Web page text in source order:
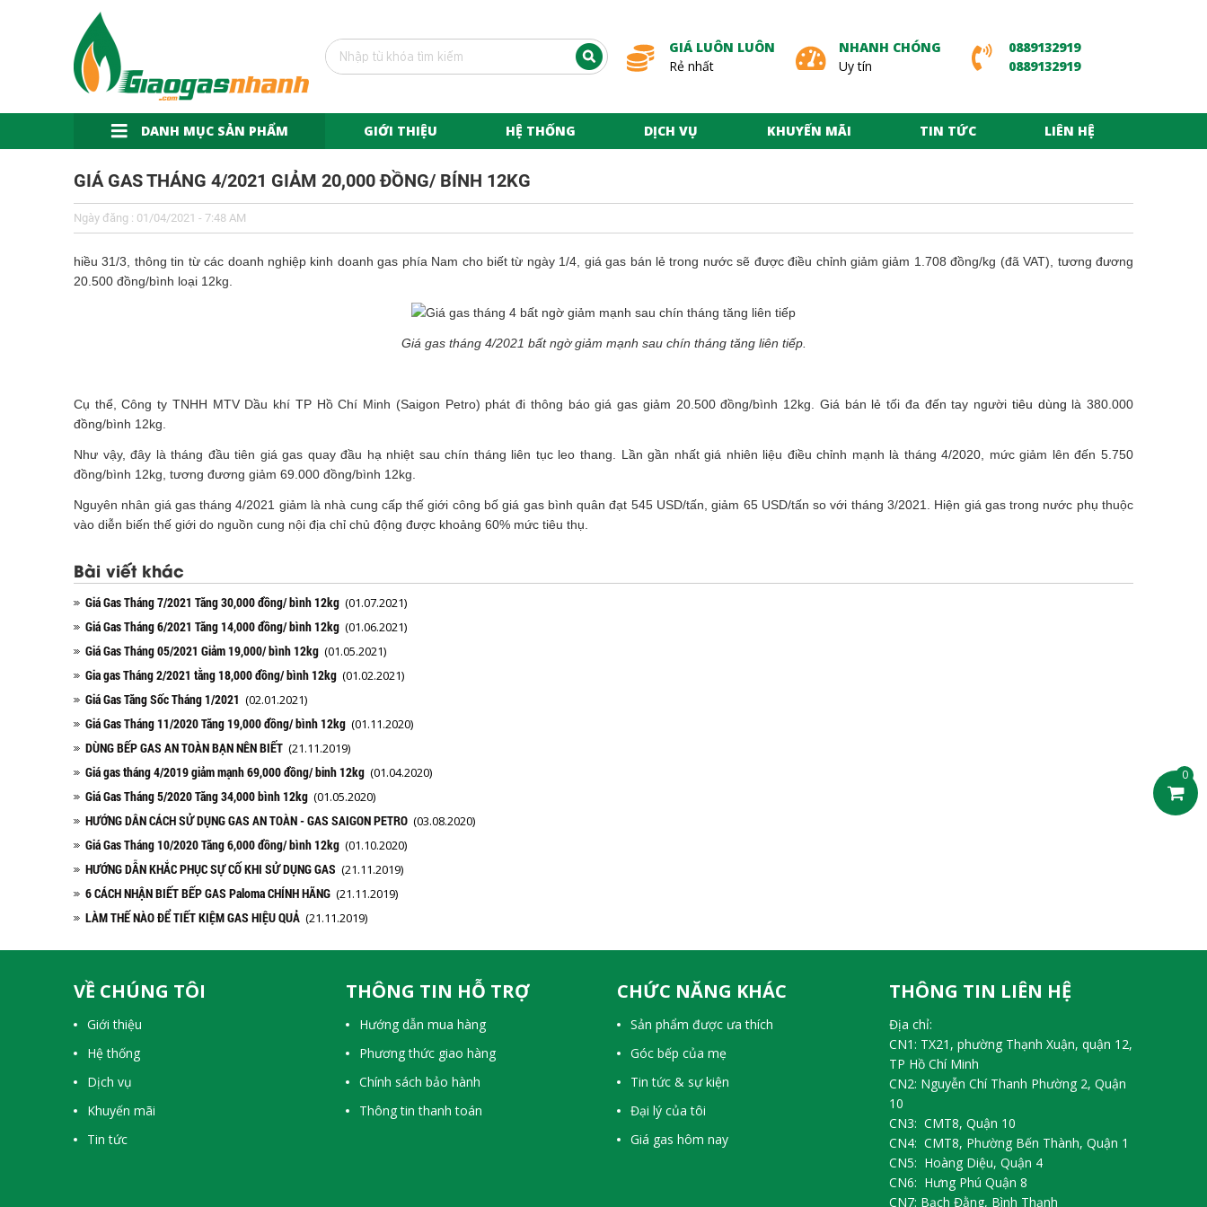
0
GIÁ LUÔN LUÔN
Rẻ nhất
NHANH CHÓNG
Uy tín
0889132919
0889132919
DANH MỤC SẢN PHẨM GIỚI THIỆU HỆ THỐNG DỊCH VỤ KHUYẾN MÃI TIN TỨC LIÊN HỆ
GIÁ GAS THÁNG 4/2021 GIẢM 20,000 ĐỒNG/ BÍNH 12KG
Ngày đăng : 01/04/2021 - 7:48 AM
hiều 31/3, thông tin từ các doanh nghiệp kinh doanh gas phía Nam cho biết từ ngày 1/4, giá gas bán lẻ trong nước sẽ được điều chỉnh giảm giảm 1.708 đồng/kg (đã VAT), tương đương
20.500 đồng/bình loại 12kg.
Giá gas tháng 4/2021 bất ngờ giảm mạnh sau chín tháng tăng liên tiếp.
Cụ thể, Công ty TNHH MTV Dầu khí TP Hồ Chí Minh (Saigon Petro) phát đi thông báo giá gas giảm 20.500 đồng/bình 12kg. Giá bán lẻ tối đa đến tay người tiêu dùng là 380.000
đồng/bình 12kg.
Như vậy, đây là tháng đầu tiên giá gas quay đầu hạ nhiệt sau chín tháng liên tục leo thang. Lần gần nhất giá nhiên liệu điều chỉnh mạnh là tháng 4/2020, mức giảm lên đến 5.750
đồng/bình 12kg, tương đương giảm 69.000 đồng/bình 12kg.
Nguyên nhân giá gas tháng 4/2021 giảm là nhà cung cấp thế giới công bố giá gas bình quân đạt 545 USD/tấn, giảm 65 USD/tấn so với tháng 3/2021. Hiện giá gas trong nước phụ thuộc
vào diễn biến thế giới do nguồn cung nội địa chỉ chủ động được khoảng 60% mức tiêu thụ.
Bài viết khác
Giá Gas Tháng 7/2021 Tăng 30,000 đồng/ bình 12kg (01.07.2021)
Giá Gas Tháng 6/2021 Tăng 14,000 đồng/ bình 12kg (01.06.2021)
Giá Gas Tháng 05/2021 Giảm 19,000/ bình 12kg (01.05.2021)
Gia gas Tháng 2/2021 tằng 18,000 đồng/ bình 12kg (01.02.2021)
Giá Gas Tăng Sốc Tháng 1/2021 (02.01.2021)
Giá Gas Tháng 11/2020 Tăng 19,000 đồng/ bình 12kg (01.11.2020)
DÙNG BẾP GAS AN TOÀN BẠN NÊN BIẾT (21.11.2019)
Giá gas tháng 4/2019 giảm mạnh 69,000 đồng/ binh 12kg (01.04.2020)
Giá Gas Tháng 5/2020 Tăng 34,000 bình 12kg (01.05.2020)
HƯỚNG DÂN CÁCH SỬ DỤNG GAS AN TOÀN - GAS SAIGON PETRO (03.08.2020)
Giá Gas Tháng 10/2020 Tăng 6,000 đồng/ bình 12kg (01.10.2020)
HƯỚNG DẪN KHẮC PHỤC SỰ CỐ KHI SỬ DỤNG GAS (21.11.2019)
6 CÁCH NHẬN BIẾT BẾP GAS Paloma CHÍNH HÃNG (21.11.2019)
LÀM THẾ NÀO ĐỂ TIẾT KIỆM GAS HIỆU QUẢ (21.11.2019)
VỀ CHÚNG TÔI
Giới thiệu
Hệ thống
Dịch vụ
Khuyến mãi
Tin tức
THÔNG TIN HỖ TRỢ
Hướng dẫn mua hàng
Phương thức giao hàng
Chính sách bảo hành
Thông tin thanh toán
CHỨC NĂNG KHÁC
Sản phẩm được ưa thích
Góc bếp của mẹ
Tin tức & sự kiện
Đại lý của tôi
Giá gas hôm nay
THÔNG TIN LIÊN HỆ
Địa chỉ:
CN1: TX21, phường Thạnh Xuận, quận 12,
TP Hồ Chí Minh
CN2: Nguyễn Chí Thanh Phường 2, Quận
10
CN3: CMT8, Quận 10
CN4: CMT8, Phường Bến Thành, Quận 1
CN5: Hoàng Diệu, Quận 4
CN6: Hưng Phú Quận 8
CN7: Bạch Đằng, Bình Thạnh